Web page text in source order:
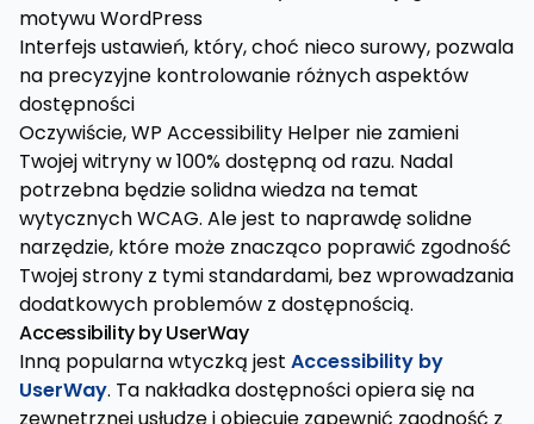
motywu WordPress
Interfejs ustawień, który, choć nieco surowy, pozwala
na precyzyjne kontrolowanie różnych aspektów
dostępności
Oczywiście, WP Accessibility Helper nie zamieni
Twojej witryny w 100% dostępną od razu. Nadal
potrzebna będzie solidna wiedza na temat
wytycznych WCAG. Ale jest to naprawdę solidne
narzędzie, które może znacząco poprawić zgodność
Twojej strony z tymi standardami, bez wprowadzania
dodatkowych problemów z dostępnością.
Accessibility by UserWay
Inną popularna wtyczką jest Accessibility by
UserWay. Ta nakładka dostępności opiera się na